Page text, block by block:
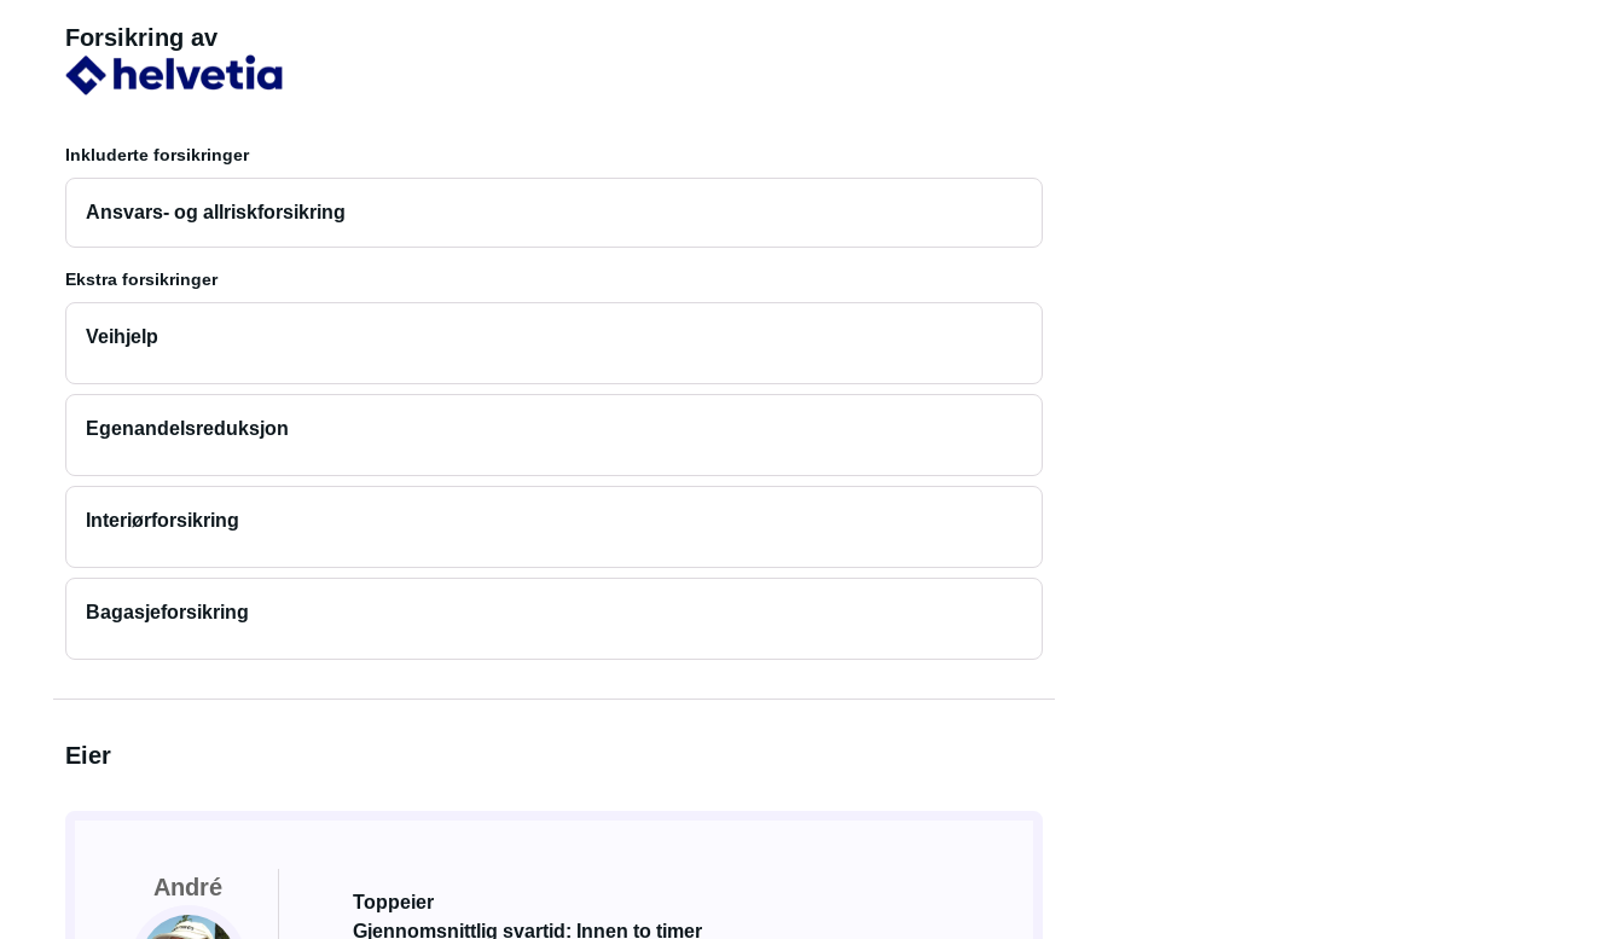
Forsikring av
Inkluderte forsikringer
Ansvars- og allriskforsikring
Ekstra forsikringer
Veihjelp
Egenandelsreduksjon
Interiørforsikring
Bagasjeforsikring
Eier
André
Toppeier
Gjennomsnittlig svartid: Innen to timer